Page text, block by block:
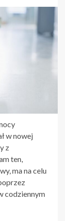
w nowej
z
ten,
ma na celu
codziennym